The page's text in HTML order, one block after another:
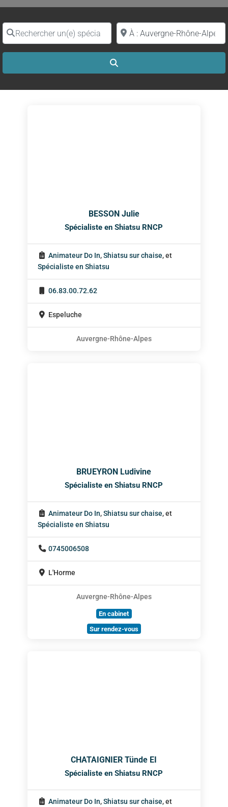
Rechercher un(e) spécialiste par nomProche de (ville ou région)
BESSON Julie
Spécialiste en Shiatsu RNCP
Animateur Do In,Shiatsu sur chaise, et
Spécialiste en Shiatsu
06.83.00.72.62
Espeluche
Auvergne-Rhône-Alpes
BRUEYRON Ludivine
Spécialiste en Shiatsu RNCP
Animateur Do In,Shiatsu sur chaise, et
Spécialiste en Shiatsu
0745006508
L'Horme
Auvergne-Rhône-Alpes
En cabinet
Sur rendez-vous
CHATAIGNIER Tünde EI
Spécialiste en Shiatsu RNCP
Animateur Do In,Shiatsu sur chaise, et